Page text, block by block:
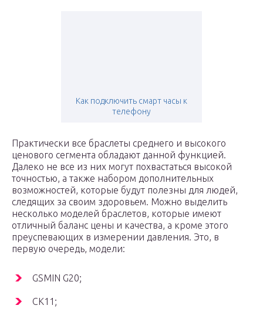
Как подключить смарт часы к
телефону
Практически все браслеты среднего и высокого
ценового сегмента обладают данной функцией.
Далеко не все из них могут похвастаться высокой
точностью, а также набором дополнительных
возможностей, которые будут полезны для людей,
следящих за своим здоровьем. Можно выделить
несколько моделей браслетов, которые имеют
отличный баланс цены и качества, а кроме этого
преуспевающих в измерении давления. Это, в
первую очередь, модели:
GSMIN G20;
CK11;